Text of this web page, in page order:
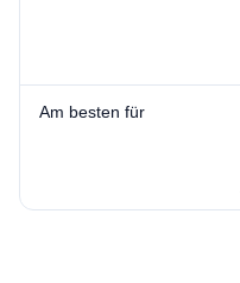
Am besten für